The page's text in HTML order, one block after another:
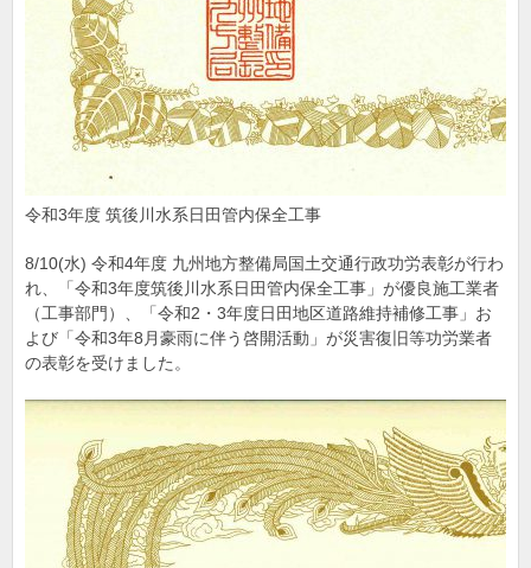
令和3年度 筑後川水系日田管内保全工事
8/10(水) 令和4年度 九州地方整備局国土交通行政功労表彰が行わ
れ、「令和3年度筑後川水系日田管内保全工事」が優良施工業者
（工事部門）、「令和2・3年度日田地区道路維持補修工事」お
よび「令和3年8月豪雨に伴う啓開活動」が災害復旧等功労業者
の表彰を受けました。